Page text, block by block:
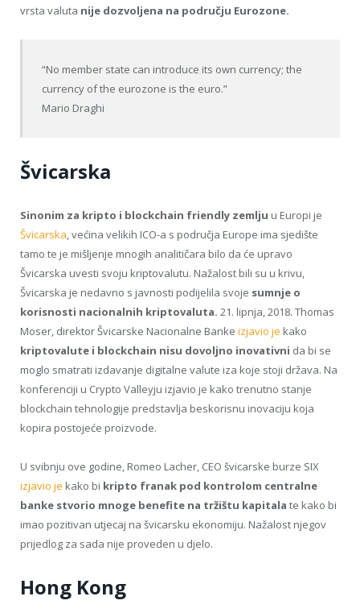
vrsta valuta nije dozvoljena na području Eurozone.
“No member state can introduce its own currency; the
currency of the eurozone is the euro.”
Mario Draghi
Švicarska
Sinonim za kripto i blockchain friendly zemlju u Europi je
Švicarska, većina velikih ICO-a s područja Europe ima sjedište
tamo te je mišljenje mnogih analitičara bilo da će upravo
Švicarska uvesti svoju kriptovalutu. Nažalost bili su u krivu,
Švicarska je nedavno s javnosti podijelila svoje sumnje o
korisnosti nacionalnih kriptovaluta. 21. lipnja, 2018. Thomas
Moser, direktor Švicarske Nacionalne Banke izjavio je kako
kriptovalute i blockchain nisu dovoljno inovativni da bi se
moglo smatrati izdavanje digitalne valute iza koje stoji država. Na
konferenciji u Crypto Valleyju izjavio je kako trenutno stanje
blockchain tehnologije predstavlja beskorisnu inovaciju koja
kopira postojeće proizvode.
U svibnju ove godine, Romeo Lacher, CEO švicarske burze SIX
izjavio je kako bi kripto franak pod kontrolom centralne
banke stvorio mnoge benefite na tržištu kapitala te kako bi
imao pozitivan utjecaj na švicarsku ekonomiju. Nažalost njegov
prijedlog za sada nije proveden u djelo.
Hong Kong